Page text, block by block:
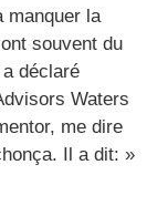
manquer la
souvent du
déclaré
Waters
me dire
Il a dit: »